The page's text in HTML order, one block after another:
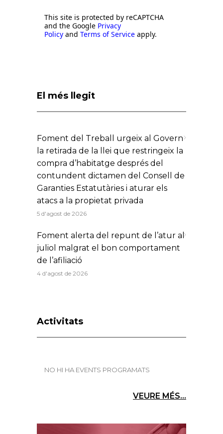
This site is protected by reCAPTCHA
and the Google Privacy
Policy and Terms of Service apply.
El més llegit
Foment del Treball urgeix al Govern
la retirada de la llei que restringeix la
compra d’habitatge després del
contundent dictamen del Consell de
Garanties Estatutàries i aturar els
atacs a la propietat privada
5 d'agost de 2026
Foment alerta del repunt de l’atur al
juliol malgrat el bon comportament
de l’afiliació
4 d'agost de 2026
Activitats
NO HI HA EVENTS PROGRAMATS
VEURE MÉS...